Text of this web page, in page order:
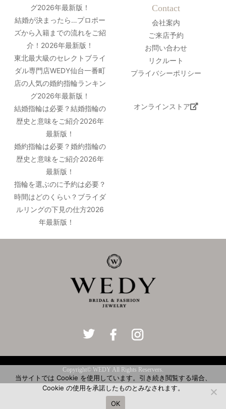
グ2026年最新版！
結婚が決まったら…プロポー
ズから入籍までの流れをご紹
介！2026年最新版！
東北最大級のセレクトブライ
ダル専門店WEDY仙台一番町
店の人気の婚約指輪ランキン
グ2026年最新版！
結婚指輪は必要？結婚指輪の
歴史と意味をご紹介2026年
最新版！
婚約指輪は必要？婚約指輪の
歴史と意味をご紹介2026年
最新版！
指輪を選ぶのに予約は必要？
時間はどのくらい？ブライダ
ルリングの下見の仕方2026
年最新版！
Contact
会社案内
ご来店予約
お問い合わせ
リクルート
プライバシーポリシー
オンラインストア
Copyright© WEDY All Rights Reservers.
当サイトでは Cookie を使用しています。引き続き閲覧する場合、
Cookie の使用を承諾したものとみなされます。
OK